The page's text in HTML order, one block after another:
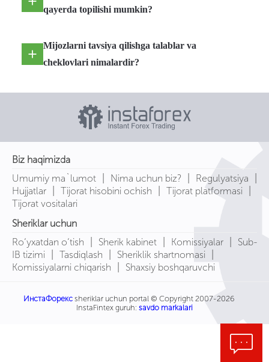
qayerda topilishi mumkin?
Mijozlarni tavsiya qilishga talablar va
cheklovlari nimalardir?
Biz haqimizda
Umumiy ma`lumot
Nima uchun biz? Regulyatsiya
Hujjatlar Tijorat hisobini ochish Tijorat platformasi
Tijorat vositalari
Sheriklar uchun
Ro‘yxatdan o‘tish
Sherik kabinet Komissiyalar
Sub-
IB tizimi
Tasdiqlash Sheriklik shartnomasi
Komissiyalarni chiqarish Shaxsiy boshqaruvchi
ИнстаФорексsheriklar uchun portal © Copyright 2007-2026
InstaFintex guruh: savdo markalari